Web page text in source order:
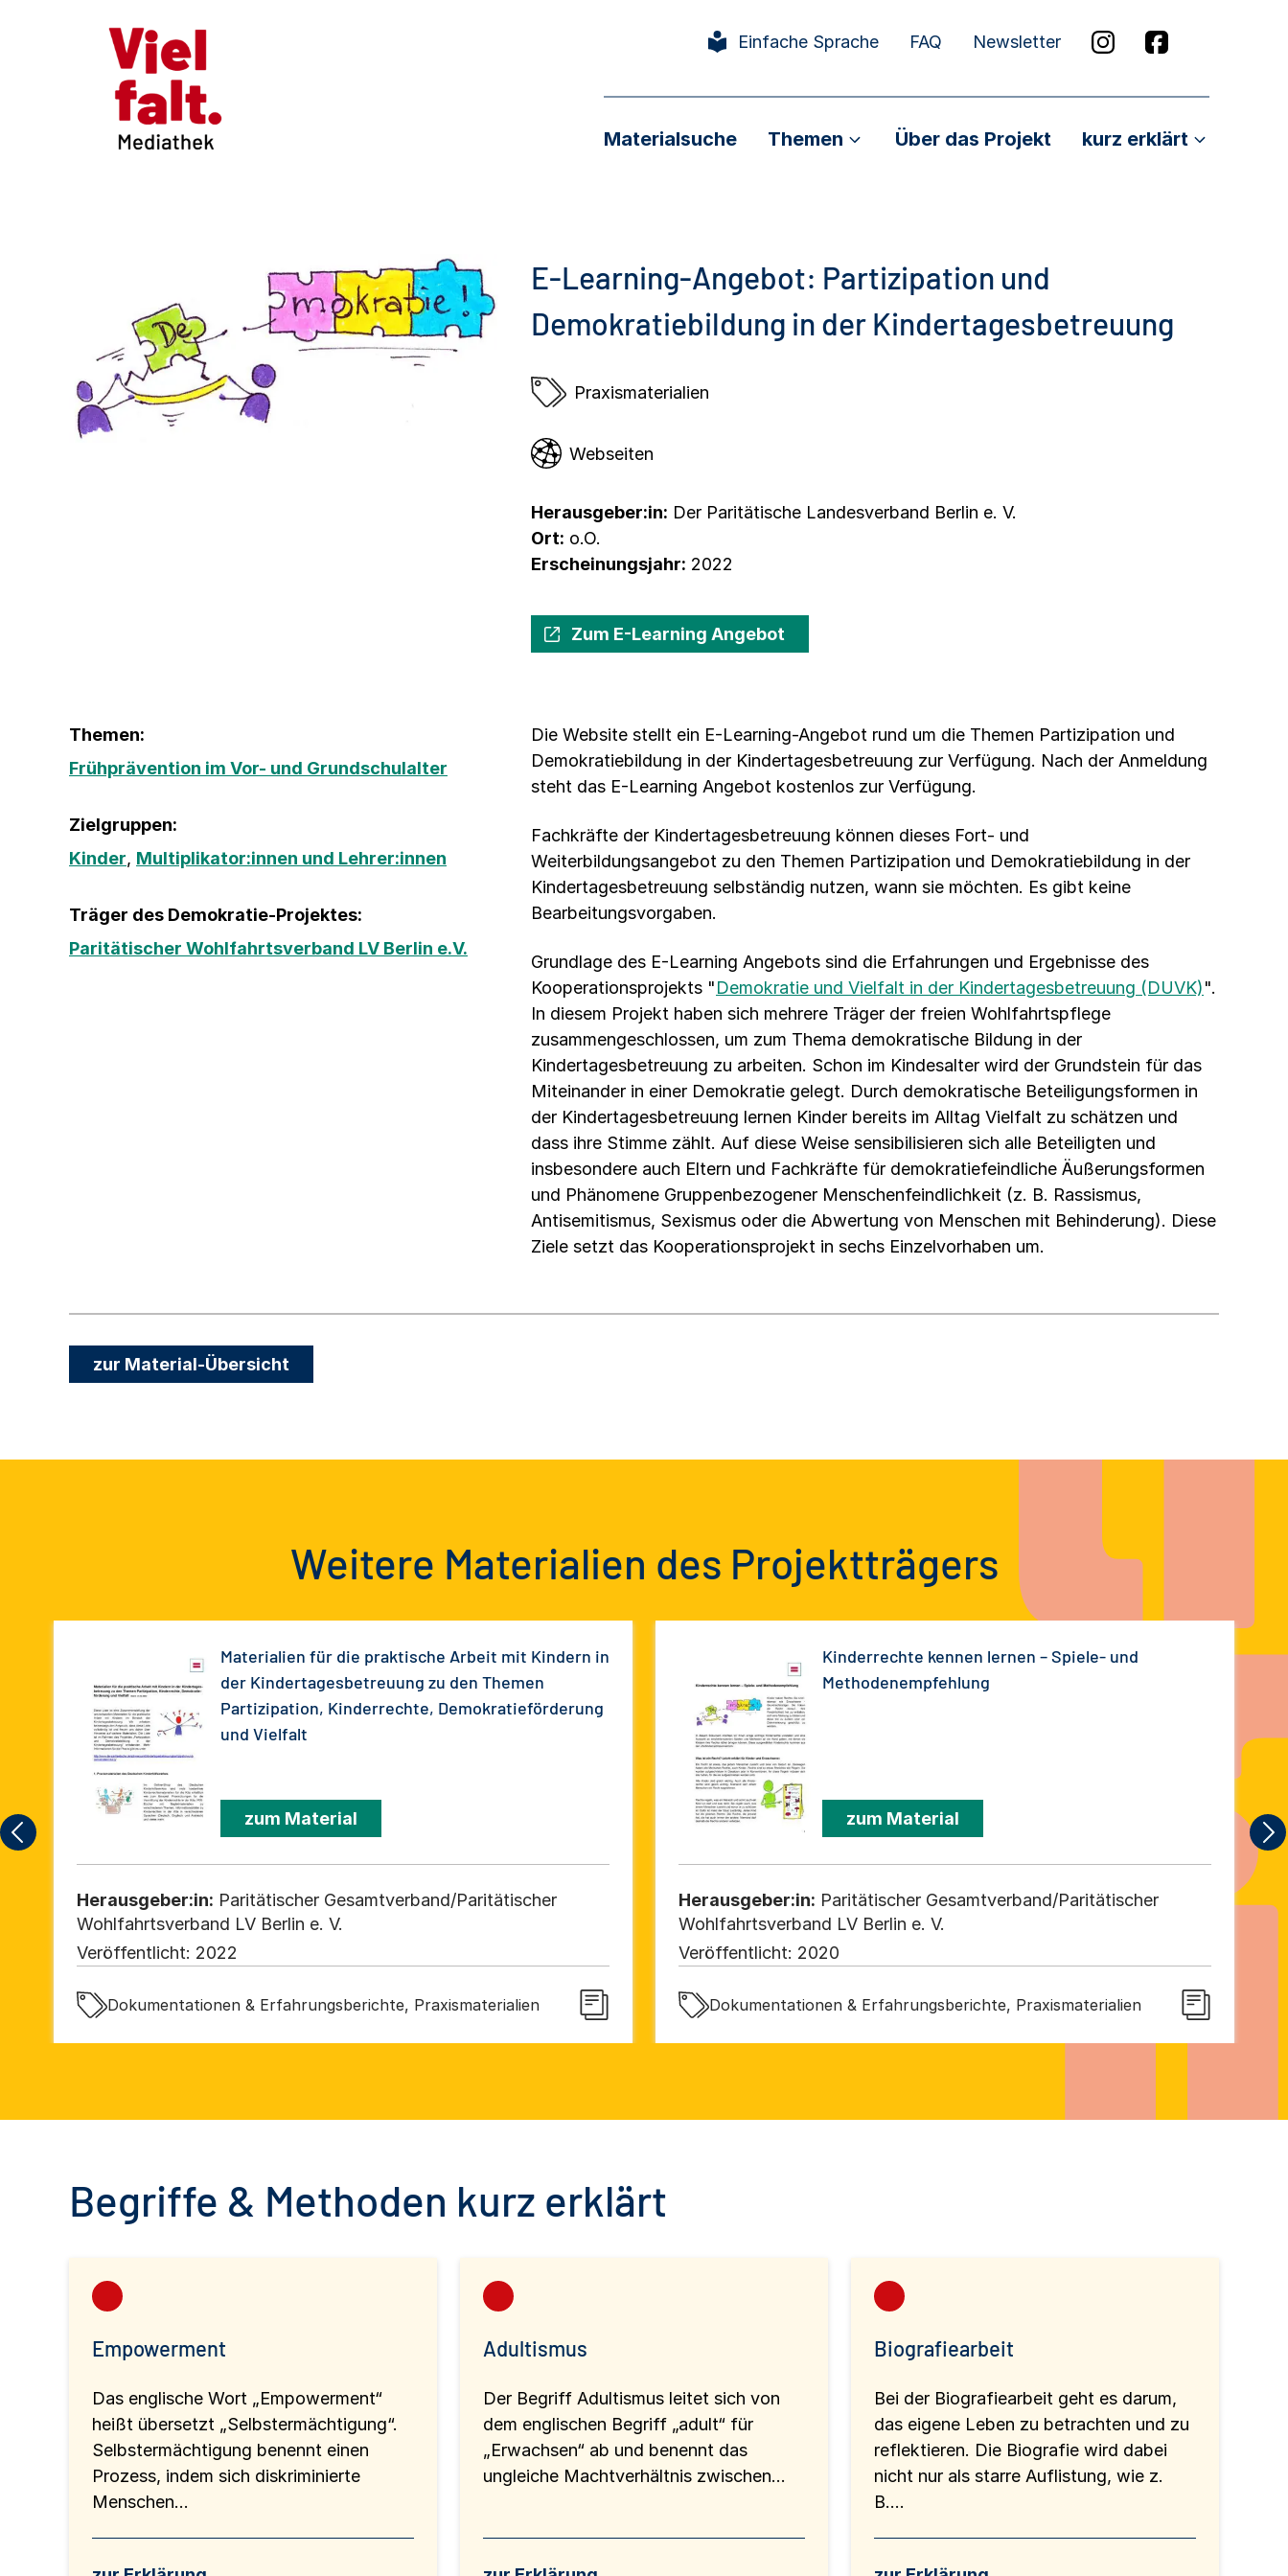
Einfache Sprache FAQ Newsletter
Materialsuche Themen Über das Projekt kurz erklärt
E-Learning-Angebot: Partizipation und
Demokratiebildung in der Kindertagesbetreuung
Praxismaterialien
Webseiten
Herausgeber:in: Der Paritätische Landesverband Berlin e. V.
Ort: o.O.
Erscheinungsjahr: 2022
Zum E-Learning Angebot
Themen:
Frühprävention im Vor- und Grundschulalter
Zielgruppen:
Kinder, Multiplikator:innen und Lehrer:innen
Träger des Demokratie-Projektes:
Paritätischer Wohlfahrtsverband LV Berlin e.V.
Die Website stellt ein E-Learning-Angebot rund um die Themen Partizipation und
Demokratiebildung in der Kindertagesbetreuung zur Verfügung. Nach der Anmeldung
steht das E-Learning Angebot kostenlos zur Verfügung.
Fachkräfte der Kindertagesbetreuung können dieses Fort- und
Weiterbildungsangebot zu den Themen Partizipation und Demokratiebildung in der
Kindertagesbetreuung selbständig nutzen, wann sie möchten. Es gibt keine
Bearbeitungsvorgaben.
Grundlage des E-Learning Angebots sind die Erfahrungen und Ergebnisse des
Kooperationsprojekts "Demokratie und Vielfalt in der Kindertagesbetreuung (DUVK)".
In diesem Projekt haben sich mehrere Träger der freien Wohlfahrtspflege
zusammengeschlossen, um zum Thema demokratische Bildung in der
Kindertagesbetreuung zu arbeiten. Schon im Kindesalter wird der Grundstein für das
Miteinander in einer Demokratie gelegt. Durch demokratische Beteiligungsformen in
der Kindertagesbetreuung lernen Kinder bereits im Alltag Vielfalt zu schätzen und
dass ihre Stimme zählt. Auf diese Weise sensibilisieren sich alle Beteiligten und
insbesondere auch Eltern und Fachkräfte für demokratiefeindliche Äußerungsformen
und Phänomene Gruppenbezogener Menschenfeindlichkeit (z. B. Rassismus,
Antisemitismus, Sexismus oder die Abwertung von Menschen mit Behinderung). Diese
Ziele setzt das Kooperationsprojekt in sechs Einzelvorhaben um.
zur Material-Übersicht
Weitere Materialien des Projektträgers
Materialien für die praktische Arbeit mit Kindern in
der Kindertagesbetreuung zu den Themen
Partizipation, Kinderrechte, Demokratieförderung
und Vielfalt
zum Material
Herausgeber:in: Paritätischer Gesamtverband/Paritätischer
Wohlfahrtsverband LV Berlin e. V.
Veröffentlicht: 2022
Dokumentationen & Erfahrungsberichte, Praxismaterialien
Kinderrechte kennen lernen – Spiele- und
Methodenempfehlung
zum Material
Herausgeber:in: Paritätischer Gesamtverband/Paritätischer
Wohlfahrtsverband LV Berlin e. V.
Veröffentlicht: 2020
Dokumentationen & Erfahrungsberichte, Praxismaterialien
Begriffe & Methoden kurz erklärt
Empowerment
Das englische Wort „Empowerment“
heißt übersetzt „Selbstermächtigung“.
Selbstermächtigung benennt einen
Prozess, indem sich diskriminierte
Menschen...
Adultismus
Der Begriff Adultismus leitet sich von
dem englischen Begriff „adult“ für
„Erwachsen“ ab und benennt das
ungleiche Machtverhältnis zwischen...
Biografiearbeit
Bei der Biografiearbeit geht es darum,
das eigene Leben zu betrachten und zu
reflektieren. Die Biografie wird dabei
nicht nur als starre Auflistung, wie z.
B....